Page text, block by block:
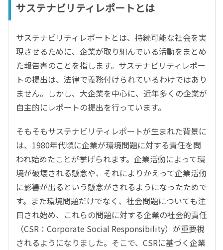
サステナビリティレポートとは
サステナビリティレポートとは、持続可能な社会を実
現させるために、企業が取り組んでいる活動をまとめ
た報告書のことを指します。サステナビリティレポー
トの提出は、法律で義務付けられているわけではあり
ません。しかし、大企業を中心に、近年多くの企業が
自主的にレポートの提出を行っています。
そもそもサステナビリティレポートが生まれた背景に
は、1980年代頃に企業が環境問題に対する責任を問
われ始めたことが挙げられます。企業活動によって環
境が破壊される懸念や、それによりかえって企業活動
に影響が出るという懸念がされるようになったためで
す。また環境問題だけでなく、社会問題についても注
目され始め、これらの問題に対する企業の社会的責任
（CSR：Corporate Social Responsibility）が重要視
されるようになりました。そこで、CSRに基づく企業